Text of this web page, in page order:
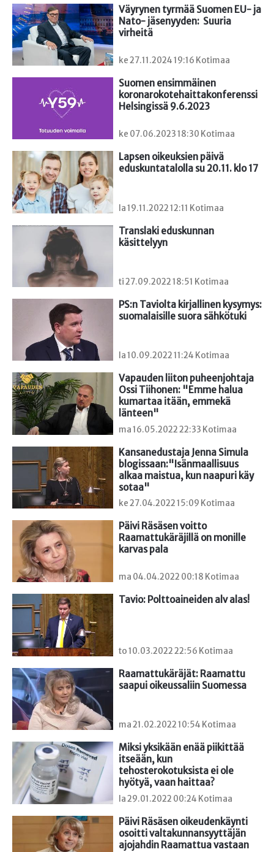
Väyrynen tyrmää Suomen EU- ja
Nato- jäsenyyden:  Suuria
virheitä
ke 27.11.2024 19:16 Kotimaa
Suomen ensimmäinen
koronarokotehaittakonferenssi
Helsingissä 9.6.2023
ke 07.06.2023 18:30 Kotimaa
Lapsen oikeuksien päivä
eduskuntatalolla su 20.11. klo 17
la 19.11.2022 12:11 Kotimaa
Translaki eduskunnan
käsittelyyn
ti 27.09.2022 18:51 Kotimaa
PS:n Taviolta kirjallinen kysymys:
suomalaisille suora sähkötuki
la 10.09.2022 11:24 Kotimaa
Vapauden liiton puheenjohtaja
Ossi Tiihonen: "Emme halua
kumartaa itään, emmekä
länteen"
ma 16.05.2022 22:33 Kotimaa
Kansanedustaja Jenna Simula
blogissaan:"Isänmaallisuus
alkaa maistua, kun naapuri käy
sotaa"
ke 27.04.2022 15:09 Kotimaa
Päivi Räsäsen voitto
Raamattukäräjillä on monille
karvas pala
ma 04.04.2022 00:18 Kotimaa
Tavio: Polttoaineiden alv alas!
to 10.03.2022 22:56 Kotimaa
Raamattukäräjät: Raamattu
saapui oikeussaliin Suomessa
ma 21.02.2022 10:54 Kotimaa
Miksi yksikään enää piikittää
itseään, kun
tehosterokotuksista ei ole
hyötyä, vaan haittaa?
la 29.01.2022 00:24 Kotimaa
Päivi Räsäsen oikeudenkäynti
osoitti valtakunnansyyttäjän
ajojahdin Raamattua vastaan